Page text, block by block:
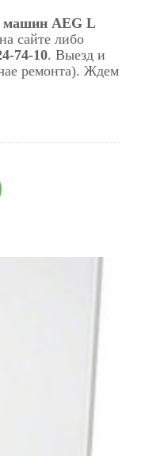
машин AEG L
сайте либо
74-10. Выезд и
ремонта). Ждем